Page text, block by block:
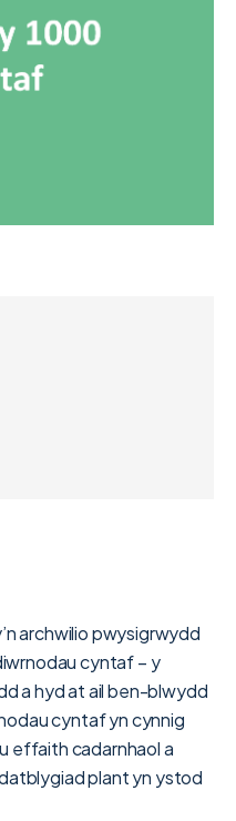
archwilio pwysigrwydd
cyntaf – y
a hyd at ail ben-blwydd
cyntaf yn cynnig
effaith cadarnhaol a
plant yn ystod